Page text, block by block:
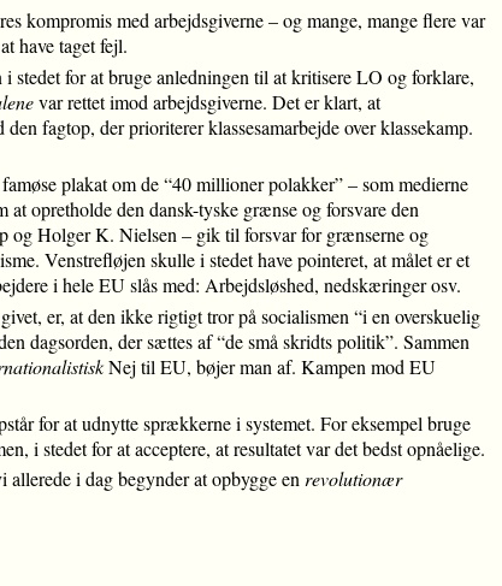
kompromis med arbejdsgiverne – og mange, mange flere var
have taget fejl.
stedet for at bruge anledningen til at kritisere LO og forklare,
var rettet imod arbejdsgiverne. Det er klart, at
fagtop, der prioriterer klassesamarbejde over klassekamp.
plakat om de “40 millioner polakker” – som medierne
opretholde den dansk-tyske grænse og forsvare den
og Holger K. Nielsen – gik til forsvar for grænserne og
Venstrefløjen skulle i stedet have pointeret, at målet er et
i hele EU slås med: Arbejdsløshed, nedskæringer osv.
er, at den ikke rigtigt tror på socialismen “i en overskuelig
dagsorden, der sættes af “de små skridts politik”. Sammen
Nej til EU, bøjer man af. Kampen mod EU
for at udnytte sprækkerne i systemet. For eksempel bruge
i stedet for at acceptere, at resultatet var det bedst opnåelige.
i dag begynder at opbygge enrevolutionær